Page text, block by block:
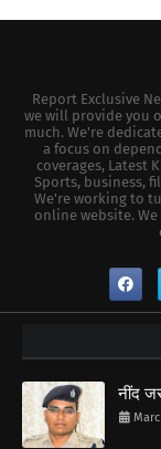
Report Exclusive
we will provide you
much. We're
a focus on
coverages, Latest
Sports, business,
We're working to
online website.
नींद